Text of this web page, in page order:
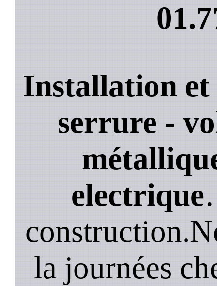
Installation
serrure -
electrique
la journées